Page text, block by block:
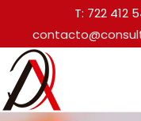
T: 722 412